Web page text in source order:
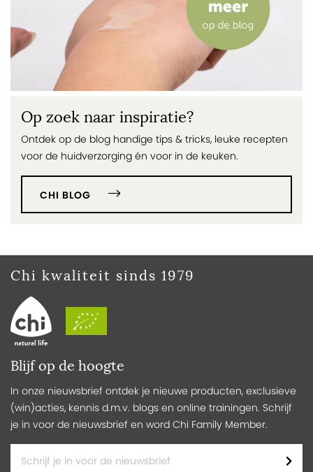
Op zoek naar inspiratie?
Ontdek op de blog handige tips & tricks, leuke recepten
voor de huidverzorging én voor in de keuken.
CHI BLOG
Blijf op de hoogte
In onze nieuwsbrief ontdek je nieuwe producten, exclusieve
(win)acties, kennis d.m.v. blogs en online trainingen. Schrijf
je in voor de nieuwsbrief en word Chi Family Member.
Chi kwaliteit sinds 1979